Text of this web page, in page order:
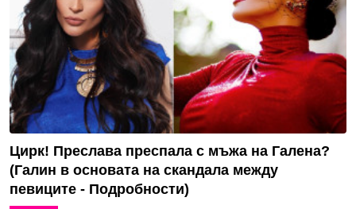
Цирк! Преслава преспала с мъжа на Галена?
(Галин в основата на скандала между
певиците - Подробности)